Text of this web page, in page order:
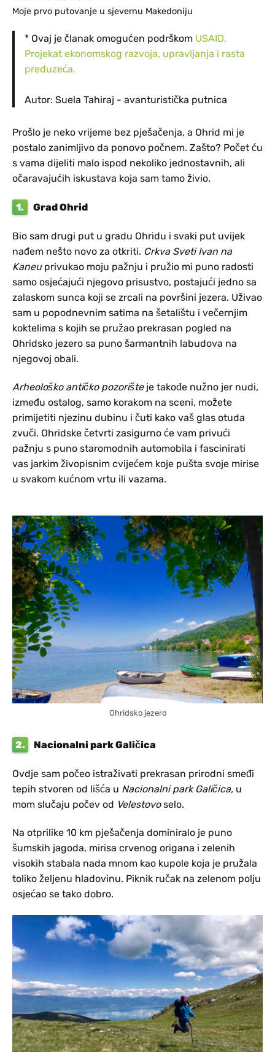
Moje prvo putovanje u sjevernu Makedoniju
* Ovaj je članak omogućen podrškom USAID,
Projekat ekonomskog razvoja, upravljanja i rasta
preduzeća.
Autor: Suela Tahiraj - avanturistička putnica
Prošlo je neko vrijeme bez pješačenja, a Ohrid mi je
postalo zanimljivo da ponovo počnem. Zašto? Počet ću
s vama dijeliti malo ispod nekoliko jednostavnih, ali
očaravajućih iskustava koja sam tamo živio.
1. Grad Ohrid
Bio sam drugi put u gradu Ohridu i svaki put uvijek
nađem nešto novo za otkriti. Crkva Sveti Ivan na
Kaneuprivukao moju pažnju i pružio mi puno radosti
samo osjećajući njegovo prisustvo, postajući jedno sa
zalaskom sunca koji se zrcali na površini jezera. Uživao
sam u popodnevnim satima na šetalištu i večernjim
koktelima s kojih se pružao prekrasan pogled na
Ohridsko jezero sa puno šarmantnih labudova na
njegovoj obali.
Arheološko antičko pozorišteje takođe nužno jer nudi,
između ostalog, samo korakom na sceni, možete
primijetiti njezinu dubinu i čuti kako vaš glas otuda
zvuči. Ohridske četvrti zasigurno će vam privući
pažnju s puno staromodnih automobila i fascinirati
vas jarkim živopisnim cvijećem koje pušta svoje mirise
u svakom kućnom vrtu ili vazama.
Ohridsko jezero
2. Nacionalni park Galičica
Ovdje sam počeo istraživati prekrasan prirodni smeđi
tepih stvoren od lišća u Nacionalni park Galičica, u
mom slučaju počev od Velestovoselo.
Na otprilike 10 km pješačenja dominiralo je puno
šumskih jagoda, mirisa crvenog origana i zelenih
visokih stabala nada mnom kao kupole koja je pružala
toliko željenu hladovinu. Piknik ručak na zelenom polju
osjećao se tako dobro.